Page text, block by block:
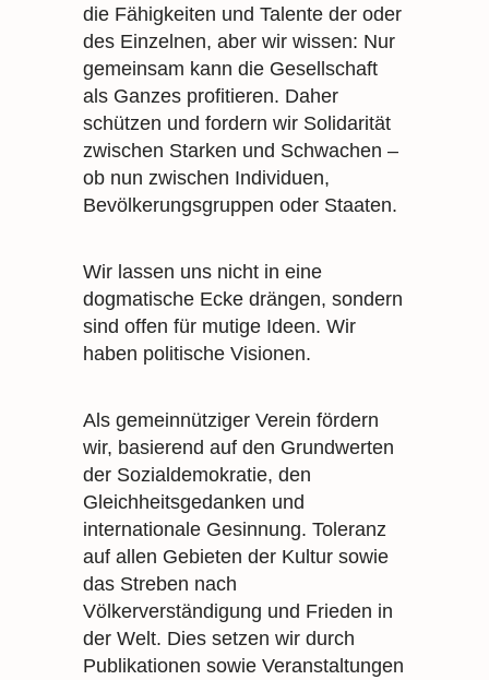
die Fähigkeiten und Talente der oder
des Einzelnen, aber wir wissen: Nur
gemeinsam kann die Gesellschaft
als Ganzes profitieren. Daher
schützen und fordern wir Solidarität
zwischen Starken und Schwachen –
ob nun zwischen Individuen,
Bevölkerungsgruppen oder Staaten.
Wir lassen uns nicht in eine
dogmatische Ecke drängen, sondern
sind offen für mutige Ideen. Wir
haben politische Visionen.
Als gemeinnütziger Verein fördern
wir, basierend auf den Grundwerten
der Sozialdemokratie, den
Gleichheitsgedanken und
internationale Gesinnung. Toleranz
auf allen Gebieten der Kultur sowie
das Streben nach
Völkerverständigung und Frieden in
der Welt. Dies setzen wir durch
Publikationen sowie Veranstaltungen